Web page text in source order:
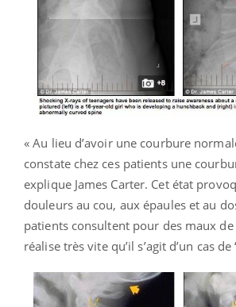
« Au lieu d’avoir une courbure
constate chez ces patients une
explique James Carter. Cet état
douleurs au cou, aux épaules et au
patients consultent pour des maux
réalise très vite qu’il s’agit d’un cas de